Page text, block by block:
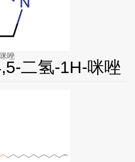
唑
二氢-1H-咪唑